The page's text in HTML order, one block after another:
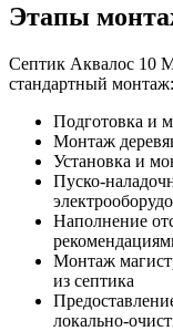
Этапы
Септик Аквалос 10
стандартный монтаж:
Подготовка и
Монтаж
Установка и
Пуско-
Наполнение
Монтаж
из септика
локально-